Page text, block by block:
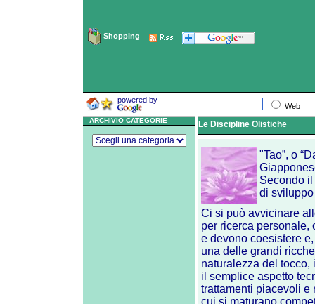
Shopping
powered by
Web
ARCHIVIO CATEGORIE Le Discipline Olistiche
"Tao”, o
Secondo
di
Ci si può avvicinare
per ricerca personale,
e devono coesistere
una delle grandi
naturalezza del tocco,
il semplice aspetto
trattamenti piacevoli e
cui si maturano